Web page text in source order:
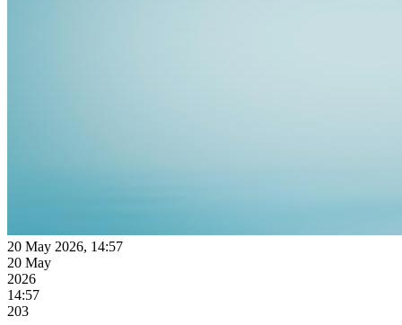
20 May 2026, 14:57
20 May
2026
14:57
203